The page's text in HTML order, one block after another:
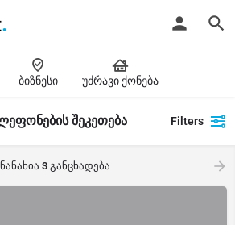
ბიზნესი უძრავი ქონება
შეკეთება Filters
ნანახია 3განცხადება